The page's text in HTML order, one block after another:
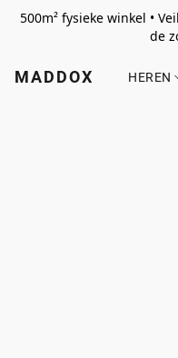
500m² fysieke winkel •
de
MADDOX HEREN